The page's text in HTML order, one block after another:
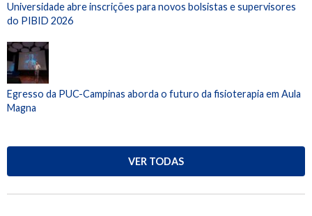
Universidade abre inscrições para novos bolsistas e supervisores
do PIBID 2026
Egresso da PUC-Campinas aborda o futuro da fisioterapia em Aula
Magna
VER TODAS